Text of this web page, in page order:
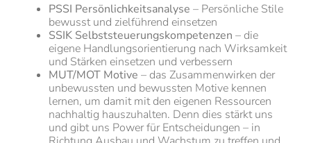
PSSI Persönlichkeitsanalyse – Persönliche Stile
bewusst und zielführend einsetzen
SSIK Selbststeuerungskompetenzen – die
eigene Handlungsorientierung nach Wirksamkeit
und Stärken einsetzen und verbessern
MUT/MOT Motive – das Zusammenwirken der
unbewussten und bewussten Motive kennen
lernen, um damit mit den eigenen Ressourcen
nachhaltig hauszuhalten. Denn dies stärkt uns
und gibt uns Power für Entscheidungen – in